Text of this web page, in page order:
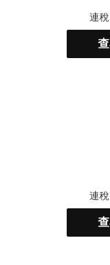
連稅
連稅